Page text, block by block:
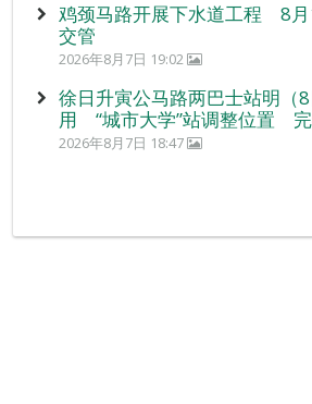
鸡颈马路开展下水道工程 8
交管
2026年8月7日 19:02
徐日升寅公马路两巴士站明（
用 “城市大学”站调整位置
2026年8月7日 18:47